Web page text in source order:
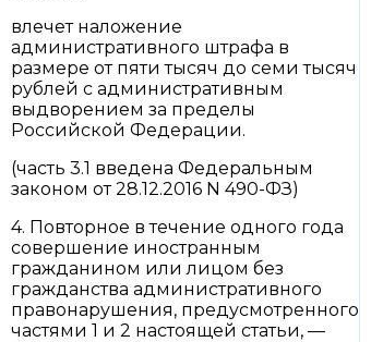
влечет наложение
административного штрафа в
размере от пяти тысяч до семи тысяч
рублей с административным
выдворением за пределы
Российской Федерации.
(часть 3.1 введена Федеральным
законом от 28.12.2016 N 490-ФЗ)
4. Повторное в течение одного года
совершение иностранным
гражданином или лицом без
гражданства административного
правонарушения, предусмотренного
частями 1 и 2 настоящей статьи, —